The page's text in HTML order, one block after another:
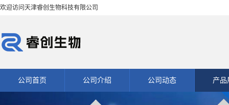
欢迎访问天津睿创生物科技有限公司
公司首页 公司介绍 公司动态 产品